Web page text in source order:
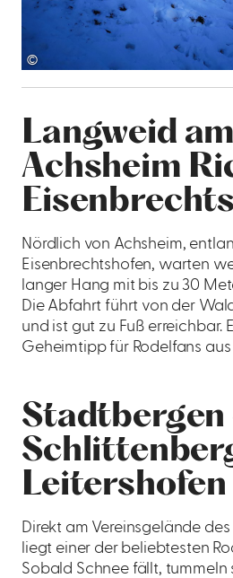
©
Langweid
Achsheim
Nördlich von Achsheim,
Eisenbrechtshofen, warten
langer Hang mit bis zu 30
Die Abfahrt führt von der
und ist gut zu Fuß erreichbar.
Geheimtipp für Rodelfans
Stadtbergen
Leitershofen
Direkt am Vereinsgelände
liegt einer der beliebtesten
Sobald Schnee fällt, tummeln